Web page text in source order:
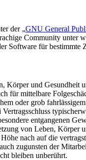
der „GNU General
Community
Software für
Körper und
für mittelbare
oder grob
entgangenen
von Leben, Körper
nach auf die
zugunsten der
bleiben unberührt.